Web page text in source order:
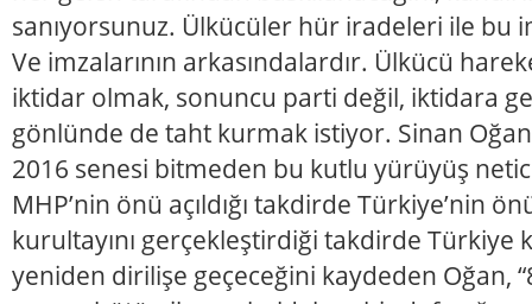
sanıyorsunuz. Ülkücüler hür iradeleri ile bu
Ve imzalarının arkasındalardır. Ülkücü
iktidar olmak, sonuncu parti değil, iktidara
gönlünde de taht kurmak istiyor. Sinan
2016 senesi bitmeden bu kutlu yürüyüş
MHP’nin önü açıldığı takdirde Türkiye’nin
kurultayını gerçekleştirdiği takdirde Türkiye
yeniden dirilişe geçeceğini kaydeden Oğan,